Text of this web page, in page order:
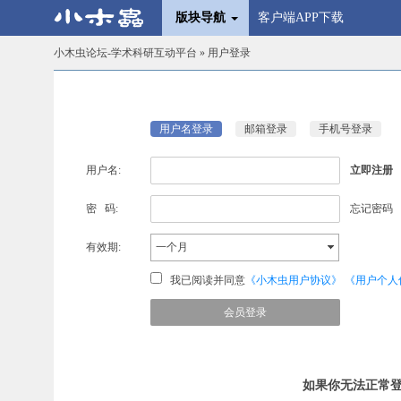
版块导航 客户端APP下载
小木虫论坛-学术科研互动平台 » 用户登录
用户名登录 邮箱登录 手机号登录
用户名: 立即注册
密 码: 忘记密码
有效期: 一个月
我已阅读并同意《小木虫用户协议》 《用户个
如果你无法正常